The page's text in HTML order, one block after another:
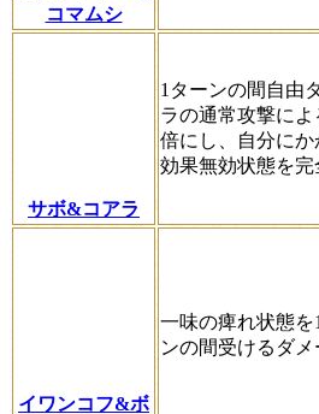
コマムシ
サボ&コアラ
1ターンの間自由
ラの通常攻撃に
倍にし、自分に
効果無効状態を完
イワンコフ&ボ
一味の痺れ状態
ンの間受けるダ